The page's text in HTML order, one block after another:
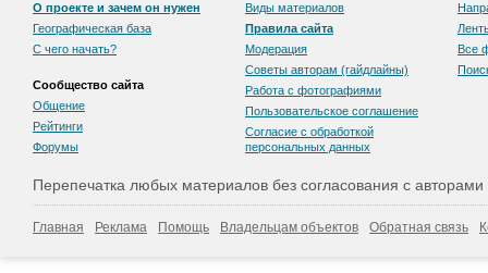
О проекте и зачем он нужен
Географическая база
С чего начать?
Сообщество сайта
Общение
Рейтинги
Форумы
Виды материалов
Правила сайта
Модерация
Советы авторам (гайдлайны)
Работа с фотографиями
Пользовательскоe соглашение
Согласие с обработкой
персональных данных
Все
Перепечатка любых материалов без согласования с
Главная Реклама Помощь Владельцам объектов Обратная связь